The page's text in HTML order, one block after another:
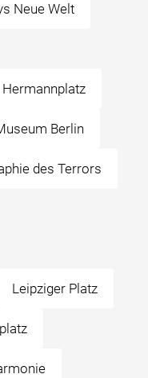
Neue Welt
Hermannplatz
Berlin
des Terrors
Leipziger Platz